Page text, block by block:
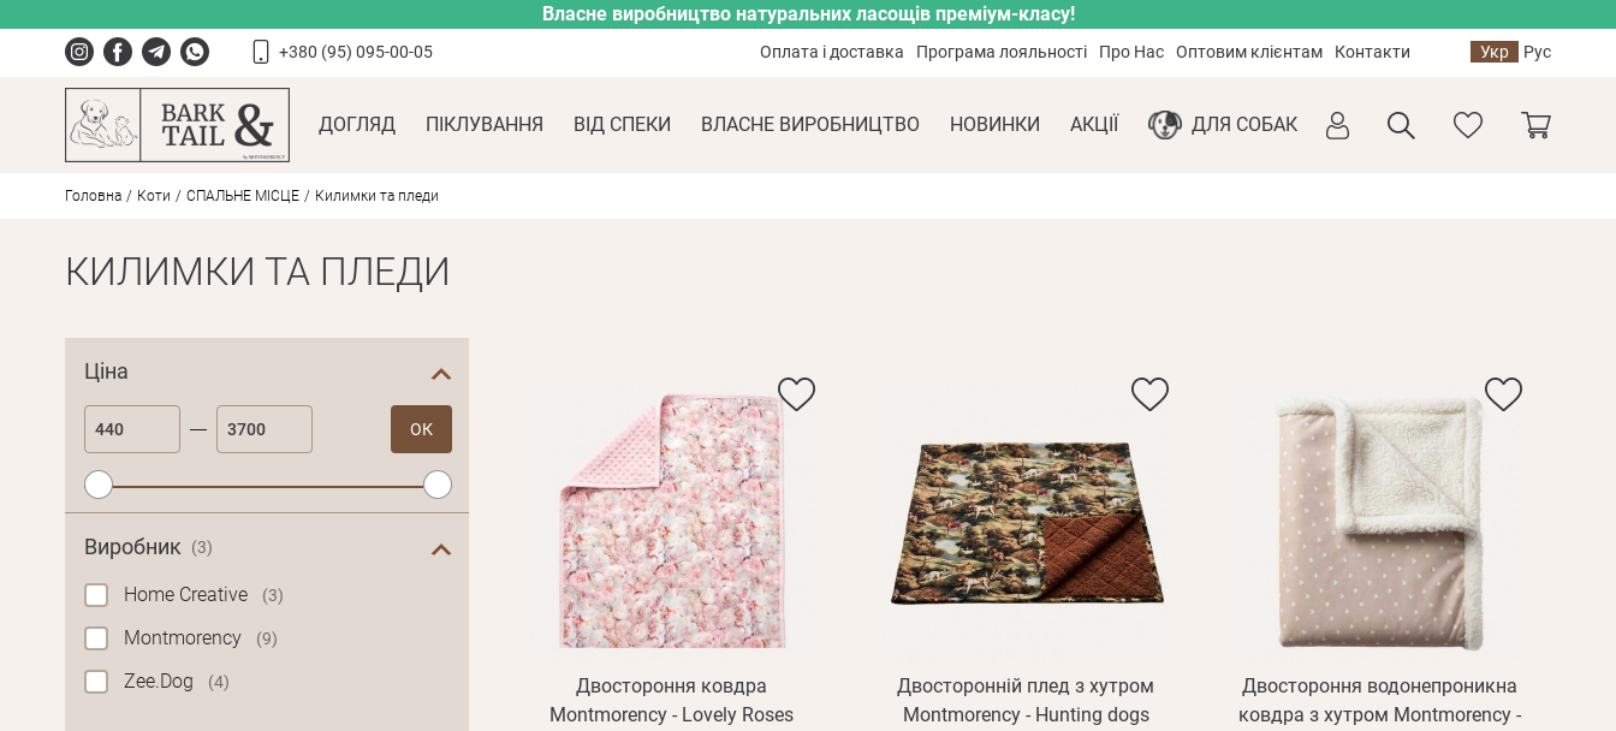
Власне виробництво натуральних ласощів преміум-класу!
+380 (95) 095-00-05 Оплата і доставка Програма лояльності Про Нас Оптовим клієнтам Контакти Укр Рус
ДОГЛЯД ПІКЛУВАННЯ ВІД СПЕКИ ВЛАСНЕ ВИРОБНИЦТВО НОВИНКИ АКЦІЇ ДЛЯ СОБАК
Головна Коти СПАЛЬНЕ МІСЦЕ Килимки та пледи
КИЛИМКИ ТА ПЛЕДИ
Ціна
ОК
Виробник (3)
Home Creative (3)
Montmorency (9)
Zee.Dog (4)
Двостороння ковдра
Montmorency - Lovely Roses
Двосторонній плед з хутром
Montmorency - Hunting dogs
Двостороння водонепроникна
ковдра з хутром Montmorency -